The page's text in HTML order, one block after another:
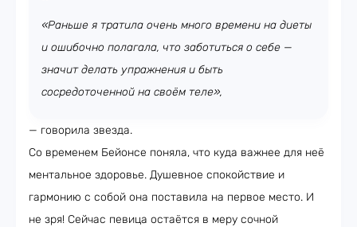
«Раньше я тратила очень много времени на диеты
и ошибочно полагала, что заботиться о себе —
значит делать упражнения и быть
сосредоточенной на своём теле»,
— говорила звезда.
Со временем Бейонсе поняла, что куда важнее для неё
ментальное здоровье. Душевное спокойствие и
гармонию с собой она поставила на первое место. И
не зря! Сейчас певица остаётся в меру сочной